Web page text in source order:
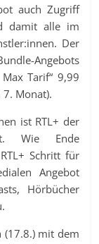
auch Zugriff
damit alle im
Der
Angebots
Tarif“ 9,99
Monat).
ist RTL+ der
Wie Ende
Schritt für
Angebot
Hörbücher
(17.8.) mit dem